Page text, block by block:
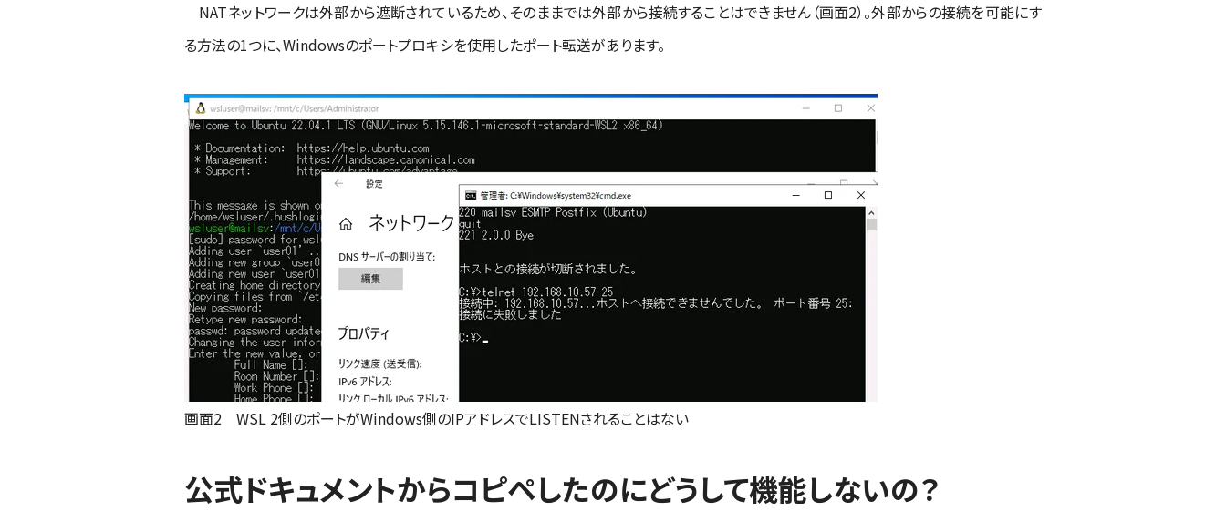
NATネットワークは外部から遮断されているため、そのままでは外部から接続することはできません（画面2）。外部からの接続を可能にす
る方法の1つに、Windowsのポートプロキシを使用したポート転送があります。
画面2 WSL 2側のポートがWindows側のIPアドレスでLISTENされることはない
公式ドキュメントからコピペしたのにどうして機能しないの？